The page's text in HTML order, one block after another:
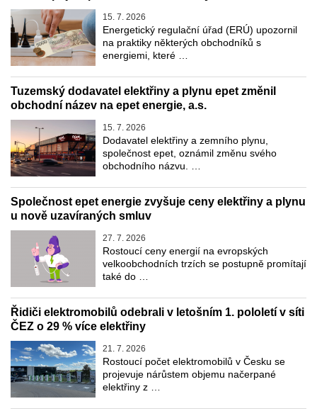
15. 7. 2026
Energetický regulační úřad (ERÚ) upozornil
na praktiky některých obchodníků s
energiemi, které …
Tuzemský dodavatel elektřiny a plynu epet změnil
obchodní název na epet energie, a.s.
15. 7. 2026
Dodavatel elektřiny a zemního plynu,
společnost epet, oznámil změnu svého
obchodního názvu. …
Společnost epet energie zvyšuje ceny elektřiny a plynu
u nově uzavíraných smluv
27. 7. 2026
Rostoucí ceny energií na evropských
velkoobchodních trzích se postupně promítají
také do …
Řidiči elektromobilů odebrali v letošním 1. pololetí v síti
ČEZ o 29 % více elektřiny
21. 7. 2026
Rostoucí počet elektromobilů v Česku se
projevuje nárůstem objemu načerpané
elektřiny z …